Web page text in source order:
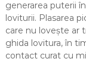
generarea puterii
loviturii. Plasarea
care nu lovește ar
ghida lovitura, în
contact curat cu